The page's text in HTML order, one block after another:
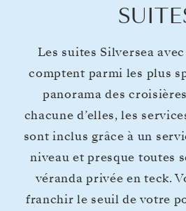
Les suites Silversea
comptent parmi les plus
panorama des
chacune d’elles, les
sont inclus grâce à un
niveau et presque toutes
véranda privée en teck.
franchir le seuil de votre